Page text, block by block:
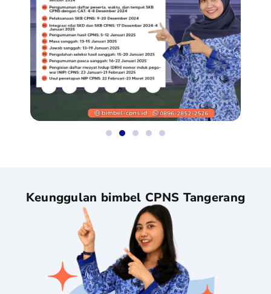
Keunggulan bimbel CPNS Tangerang